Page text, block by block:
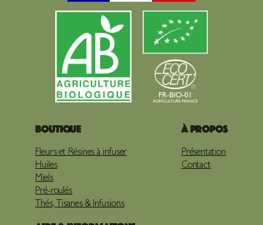
Boutique
Fleurs et Résines à infuser
Huiles
Miels
Pré-roulés
Thés, Tisanes & Infusions
À propos
Présentation
Contact